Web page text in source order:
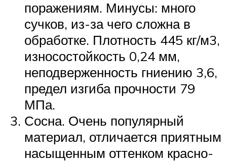
поражениям. Минусы: много
сучков, из-за чего сложна в
обработке. Плотность 445 кг/м3,
износостойкость 0,24 мм,
неподверженность гниению 3,6,
предел изгиба прочности 79
МПа.
Сосна. Очень популярный
материал, отличается приятным
насыщенным оттенком красно-